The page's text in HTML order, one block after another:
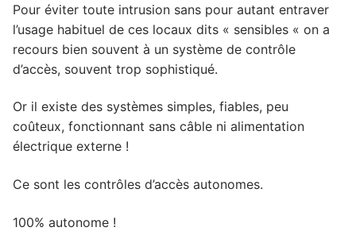
Pour éviter toute intrusion sans pour autant entraver
l’usage habituel de ces locaux dits « sensibles « on a
recours bien souvent à un système de contrôle
d’accès, souvent trop sophistiqué.
Or il existe des systèmes simples, fiables, peu
coûteux, fonctionnant sans câble ni alimentation
électrique externe !
Ce sont les contrôles d’accès autonomes.
100% autonome !